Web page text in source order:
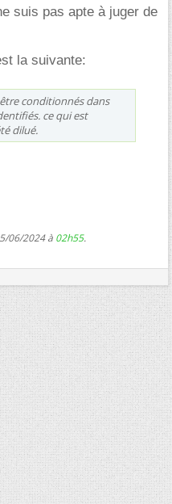
suis pas apte à juger de
la suivante:
conditionnés dans
ce qui est
dilué.
06/2024 à 02h55.